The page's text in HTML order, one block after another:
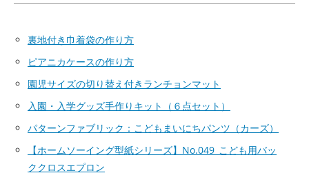
裏地付き巾着袋の作り方
ピアニカケースの作り方
園児サイズの切り替え付きランチョンマット
入園・入学グッズ手作りキット（６点セット）
パターンファブリック：こどもまいにちパンツ（カーズ）
【ホームソーイング型紙シリーズ】No.049_こども用バッ
ククロスエプロン